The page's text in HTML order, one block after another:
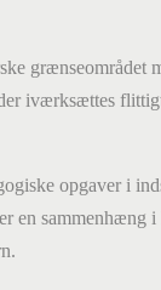
grænseområdet
iværksættes
opgaver i
en sammenhæng